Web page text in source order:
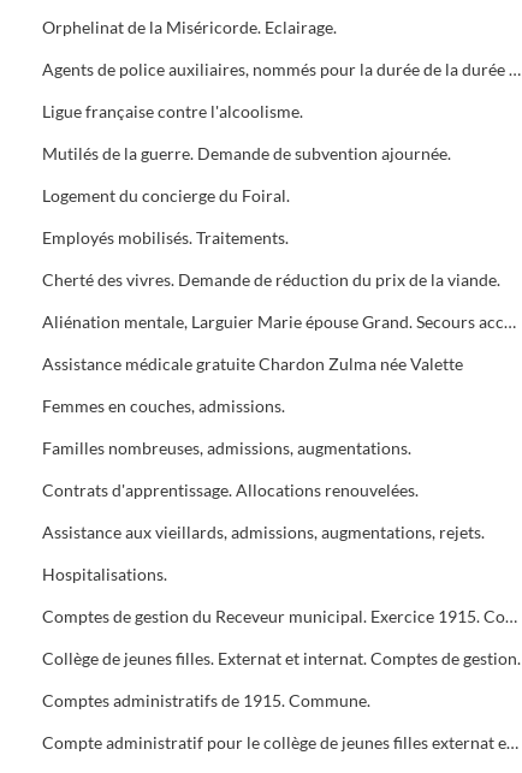
Orphelinat de la Miséricorde. Eclairage.
Agents de police auxiliaires, nommés pour la durée de la durée de la guerre. Habillement refusé.
Ligue française contre l'alcoolisme.
Mutilés de la guerre. Demande de subvention ajournée.
Logement du concierge du Foiral.
Employés mobilisés. Traitements.
Cherté des vivres. Demande de réduction du prix de la viande.
Aliénation mentale, Larguier Marie épouse Grand. Secours accordé.
Assistance médicale gratuite Chardon Zulma née Valette
Femmes en couches, admissions.
Familles nombreuses, admissions, augmentations.
Contrats d'apprentissage. Allocations renouvelées.
Assistance aux vieillards, admissions, augmentations, rejets.
Hospitalisations.
Comptes de gestion du Receveur municipal. Exercice 1915. Commune.
Collège de jeunes filles. Externat et internat. Comptes de gestion.
Comptes administratifs de 1915. Commune.
Compte administratif pour le collège de jeunes filles externat et internat. Budget supplémentaire de 1916 pour l'externat.